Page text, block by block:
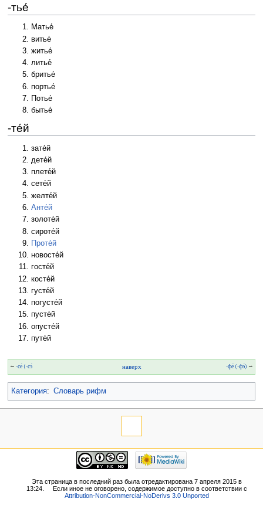
-тье́
Матье́
витье́
житье́
литье́
бритье́
портье́
Потье́
бытье́
-те́й
зате́й
дете́й
плете́й
сете́й
желте́й
Анте́й
золоте́й
сироте́й
Проте́й
новосте́й
госте́й
косте́й
густе́й
погусте́й
пусте́й
опусте́й
путе́й
← -се́ (-сэ́ наверх -фе́ (-фэ́) →
Категория: Словарь рифм
Эта страница в последний раз была отредактирована 7 апреля 2015 в
13:24.
Если иное не оговорено, содержимое доступно в соответствии с
Attribution-NonCommercial-NoDerivs 3.0 Unported